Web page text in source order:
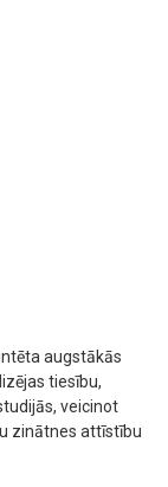
augstākās
tiesību,
veicinot
zinātnes attīstību